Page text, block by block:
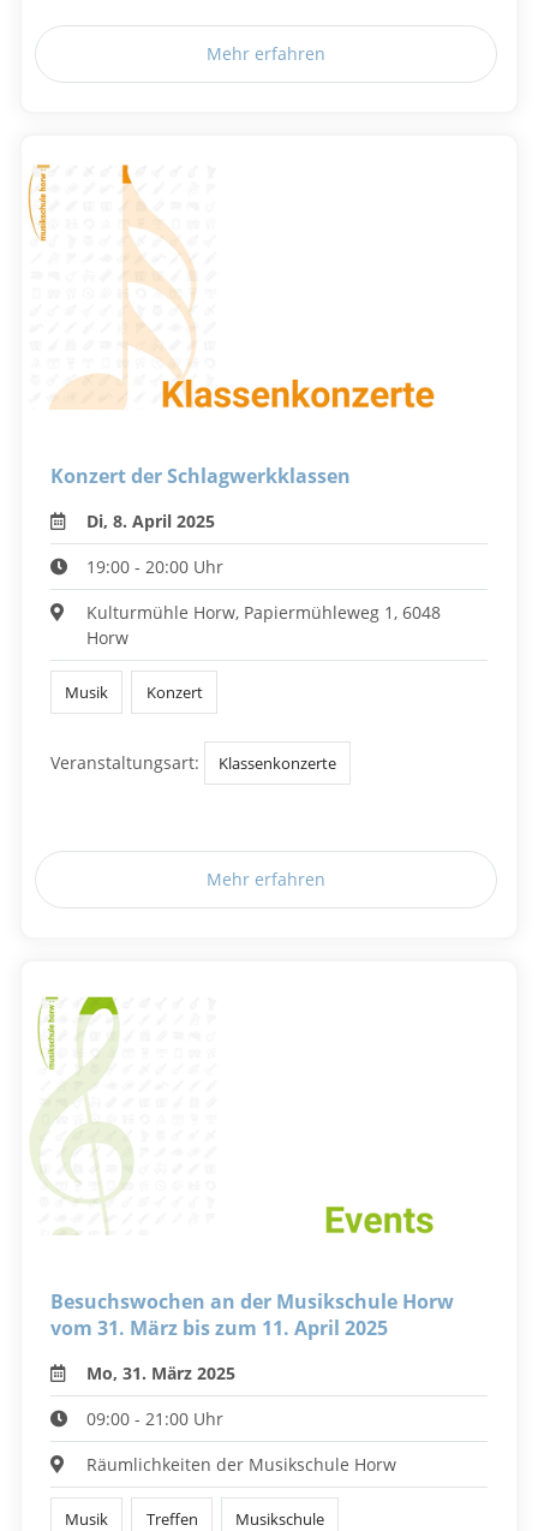
Mehr erfahren
Konzert der Schlagwerkklassen
Di, 8. April 2025
19:00 - 20:00 Uhr
Kulturmühle Horw, Papiermühleweg 1, 6048
Horw
Musik Konzert
Veranstaltungsart: Klassenkonzerte
Mehr erfahren
Besuchswochen an der Musikschule Horw
vom 31. März bis zum 11. April 2025
Mo, 31. März 2025
09:00 - 21:00 Uhr
Räumlichkeiten der Musikschule Horw
Musik Treffen Musikschule